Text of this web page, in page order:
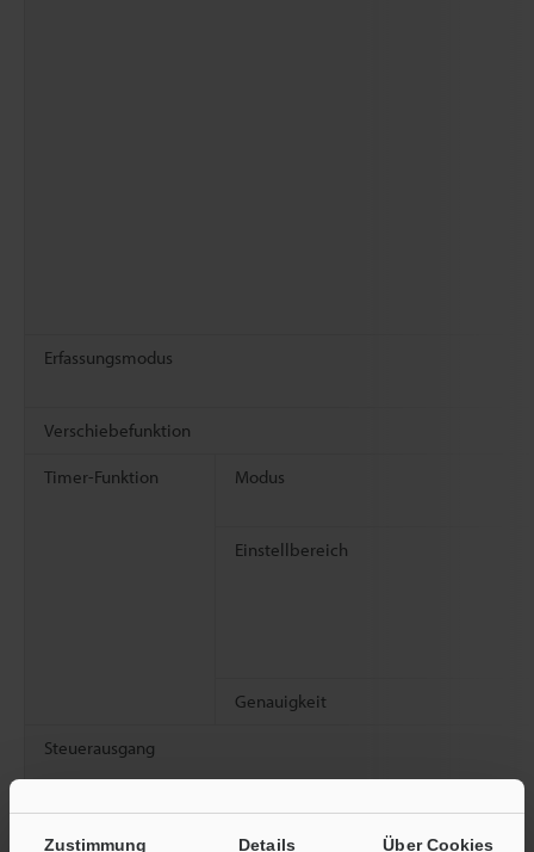
Zustimmung Details Über Cookies
Erfassungsmodus
Verschiebefunktion
Timer-Funktion Modus
Einstellbereich
Genauigkeit
Steuerausgang
Nennwerte Versorgungsspannung